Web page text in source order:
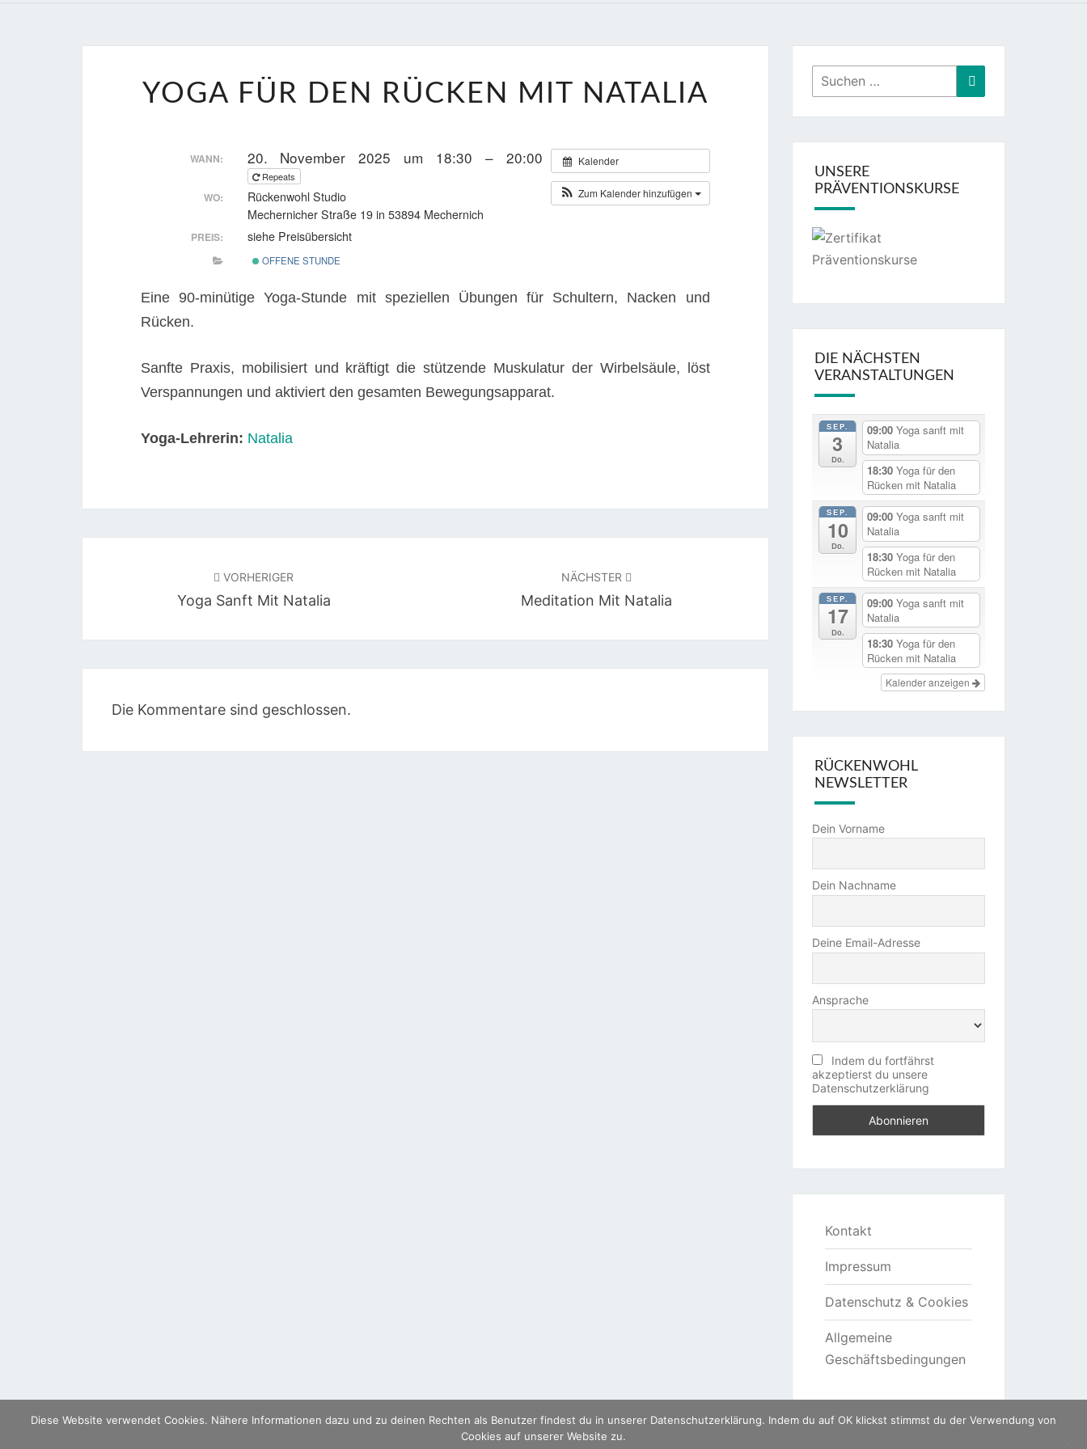
FÜR
MIT
YOGA FÜR DEN RÜCKEN MIT NATALIA
Kalender
Zum Kalender hinzufügen
WANN: 20. November 2025 um 18:30 – 20:00
Repeats
WO:
Rückenwohl Studio
Mechernicher Straße 19 in 53894 Mechernich
PREIS: siehe Preisübersicht
OFFENE STUNDE
Eine 90-minütige Yoga-Stunde mit speziellen Übungen für Schultern, Nacken und
Rücken.
Sanfte Praxis, mobilisiert und kräftigt die stützende Muskulatur der Wirbelsäule, löst
Verspannungen und aktiviert den gesamten Bewegungsapparat.
Yoga-Lehrerin: Natalia
VORHERIGER
Yoga Sanft Mit Natalia
NÄCHSTER
Meditation Mit Natalia
Die Kommentare sind geschlossen.
Suchen
nach:
Suchen
UNSERE
PRÄVENTIONSKURSE
DIE NÄCHSTEN
VERANSTALTUNGEN
SEP.
3
Do.
09:00Yoga sanft mit
Natalia
18:30Yoga für den
Rücken mit Natalia
SEP.
10
Do.
09:00Yoga sanft mit
Natalia
18:30Yoga für den
Rücken mit Natalia
SEP.
17
Do.
09:00Yoga sanft mit
Natalia
18:30Yoga für den
Rücken mit Natalia
Kalender anzeigen
RÜCKENWOHL
NEWSLETTER
Dein Vorname
Dein Nachname
Deine Email-Adresse
Ansprache
Indem du fortfährst
akzeptierst du unsere
Datenschutzerklärung
Kontakt
Impressum
Datenschutz & Cookies
Allgemeine
Geschäftsbedingungen
Diese Website verwendet Cookies. Nähere Informationen dazu und zu deinen Rechten als Benutzer findest du in unserer Datenschutzerklärung. Indem du auf OK klickst stimmst du der Verwendung von
Cookies auf unserer Website zu.